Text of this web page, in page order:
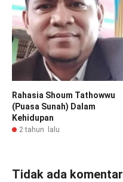
Rahasia Shoum Tathowwu
(Puasa Sunah) Dalam
Kehidupan
2 tahun lalu
Tidak ada komentar